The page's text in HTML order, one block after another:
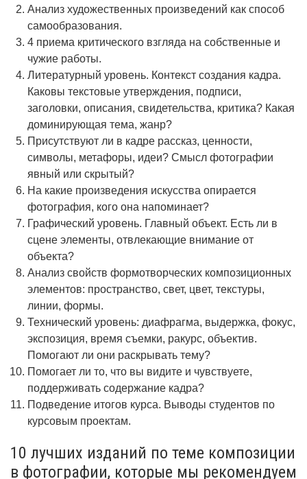
Анализ художественных произведений как способ
самообразования.
4 приема критического взгляда на собственные и
чужие работы.
Литературный уровень. Контекст создания кадра.
Каковы текстовые утверждения, подписи,
заголовки, описания, свидетельства, критика? Какая
доминирующая тема, жанр?
Присутствуют ли в кадре рассказ, ценности,
символы, метафоры, идеи? Смысл фотографии
явный или скрытый?
На какие произведения искусства опирается
фотография, кого она напоминает?
Графический уровень. Главный объект. Есть ли в
сцене элементы, отвлекающие внимание от
объекта?
Анализ свойств формотворческих композиционных
элементов: пространство, свет, цвет, текстуры,
линии, формы.
Технический уровень: диафрагма, выдержка, фокус,
экспозиция, время съемки, ракурс, объектив.
Помогают ли они раскрывать тему?
Помогает ли то, что вы видите и чувствуете,
поддерживать содержание кадра?
Подведение итогов курса. Выводы студентов по
курсовым проектам.
10 лучших изданий по теме композиции
в фотографии, которые мы рекомендуем